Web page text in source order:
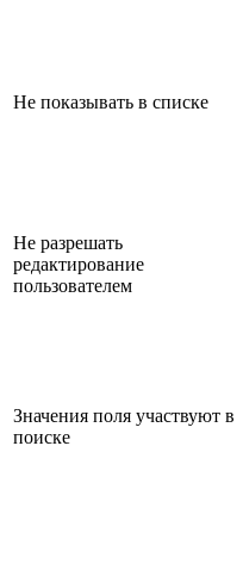
Не показывать в списке
Не разрешать
редактирование
пользователем
Значения поля участвуют в
поиске